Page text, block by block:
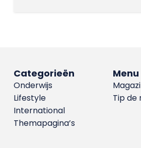
Menu
Tip de
Categorieën
Onderwijs
Lifestyle
International
Themapagina’s